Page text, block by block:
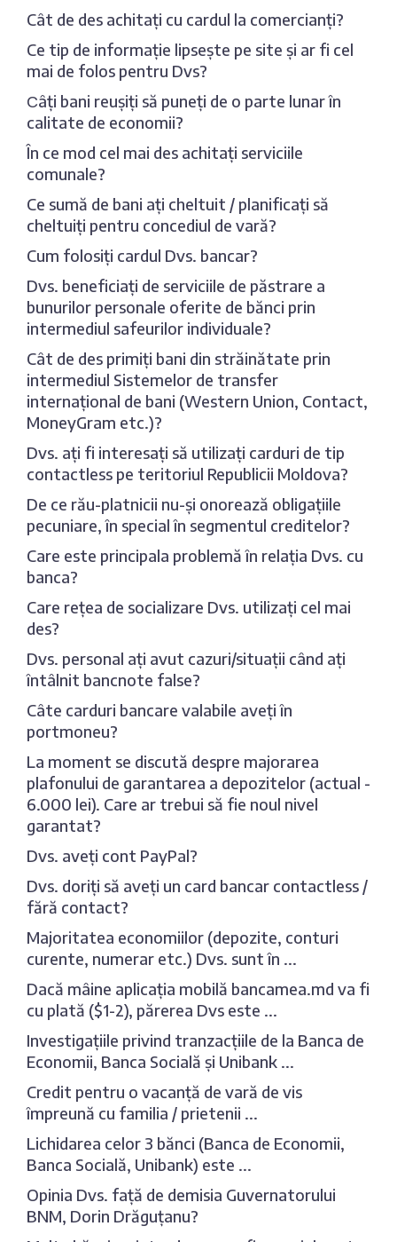
Cât de des achitați cu cardul la comercianți?
Ce tip de informație lipsește pe site și ar fi cel
mai de folos pentru Dvs?
Сâți bani reușiți să puneți de o parte lunar în
calitate de economii?
În ce mod cel mai des achitați serviciile
comunale?
Ce sumă de bani ați cheltuit / planificați să
cheltuiți pentru concediul de vară?
Cum folosiți cardul Dvs. bancar?
Dvs. beneficiați de serviciile de păstrare a
bunurilor personale oferite de bănci prin
intermediul safeurilor individuale?
Cât de des primiți bani din străinătate prin
intermediul Sistemelor de transfer
internațional de bani (Western Union, Contact,
MoneyGram etc.)?
Dvs. ați fi interesați să utilizați carduri de tip
contactless pe teritoriul Republicii Moldova?
De ce rău-platnicii nu-și onorează obligațiile
pecuniare, în special în segmentul creditelor?
Care este principala problemă în relația Dvs. cu
banca?
Care rețea de socializare Dvs. utilizați cel mai
des?
Dvs. personal ați avut cazuri/situații când ați
întâlnit bancnote false?
Câte carduri bancare valabile aveți în
portmoneu?
La moment se discută despre majorarea
plafonului de garantarea a depozitelor (actual -
6.000 lei). Care ar trebui să fie noul nivel
garantat?
Dvs. aveți cont PayPal?
Dvs. doriți să aveți un card bancar contactless /
fără contact?
Majoritatea economiilor (depozite, conturi
curente, numerar etc.) Dvs. sunt în ...
Dacă mâine aplicația mobilă bancamea.md va fi
cu plată ($1-2), părerea Dvs este ...
Investigațiile privind tranzacțiile de la Banca de
Economii, Banca Socială și Unibank ...
Credit pentru o vacanță de vară de vis
împreună cu familia / prietenii ...
Lichidarea celor 3 bănci (Banca de Economii,
Banca Socială, Unibank) este ...
Opinia Dvs. față de demisia Guvernatorului
BNM, Dorin Drăguțanu?